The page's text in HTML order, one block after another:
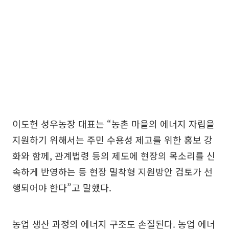
이도헌 성우농장 대표는 “농촌 마을의 에너지 자립을
지원하기 위해서는 주민 수용성 제고를 위한 홍보 강
화와 함께, 관계법령 등의 제도에 현장의 목소리를 신
속하게 반영하는 등 현장 밀착형 지원방안 검토가 선
행되어야 한다”고 말했다.
농업 생산 과정의 에너지 구조도 손질된다. 농업 에너